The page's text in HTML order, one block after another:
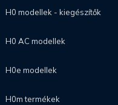
H0 modellek - kiegészítők
H0 AC modellek
H0e modellek
H0m termékek